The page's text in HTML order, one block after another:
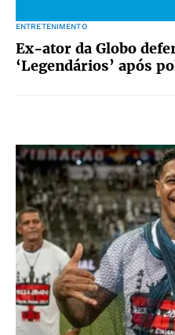
ENTRETENIMENTO
Ex-ator da Globo
‘Legendários’ após